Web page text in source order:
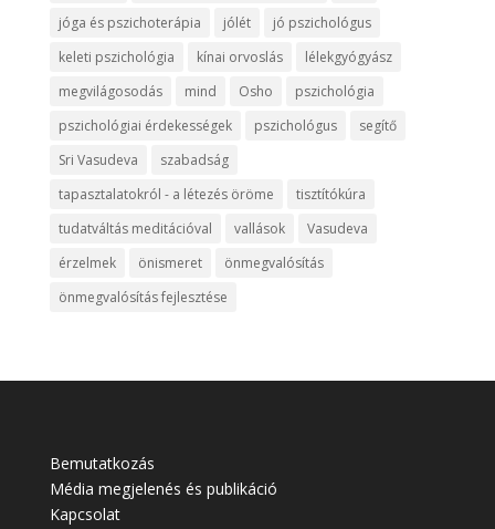
jóga és pszichoterápia
jólét
jó pszichológus
keleti pszichológia
kínai orvoslás
lélekgyógyász
megvilágosodás
mind Osho
pszichológia
pszichológiai érdekességek
pszichológus
segítő
Sri Vasudeva
szabadság
tapasztalatokról - a létezés öröme
tisztítókúra
tudatváltás meditációval
vallások
Vasudeva
érzelmek
önismeret
önmegvalósítás
önmegvalósítás fejlesztése
Bemutatkozás
Média megjelenés és publikáció
Kapcsolat